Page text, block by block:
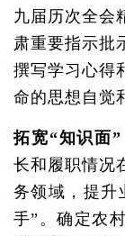
九届历次全会
肃重要指示批
撰写学习心得
命的思想自觉
拓宽“知识面”
长和履职情况
务领域，提升
手”。确定农